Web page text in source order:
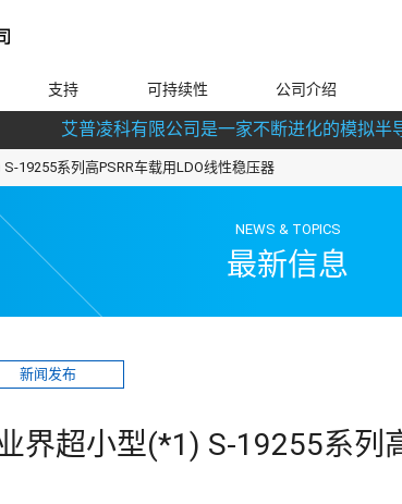
支持 可持续性 公司介绍
艾普凌科有限公司是一家不断进化的模拟半
19255系列高PSRR车载用LDO线性稳压器
NEWS & TOPICS
最新信息
新闻发布
界超小型(*1) S-19255系列